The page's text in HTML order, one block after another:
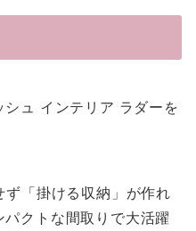
ュ インテリア ラダーを
ず「掛ける収納」が作れ
クトな間取りで大活躍